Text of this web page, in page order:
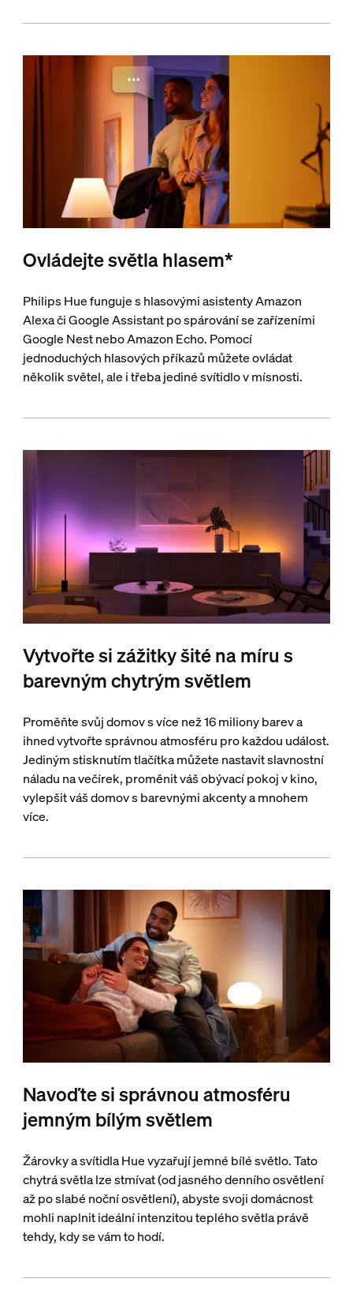
Ovládejte světla hlasem*
Philips Hue funguje s hlasovými asistenty Amazon
Alexa či Google Assistant po spárování se zařízeními
Google Nest nebo Amazon Echo. Pomocí
jednoduchých hlasových příkazů můžete ovládat
několik světel, ale i třeba jediné svítidlo v mísnosti.
Vytvořte si zážitky šité na míru s
barevným chytrým světlem
Proměňte svůj domov s více než 16 miliony barev a
ihned vytvořte správnou atmosféru pro každou událost.
Jediným stisknutím tlačítka můžete nastavit slavnostní
náladu na večírek, proměnit váš obývací pokoj v kino,
vylepšit váš domov s barevnými akcenty a mnohem
více.
Navoďte si správnou atmosféru
jemným bílým světlem
Žárovky a svítidla Hue vyzařují jemné bílé světlo. Tato
chytrá světla lze stmívat (od jasného denního osvětlení
až po slabé noční osvětlení), abyste svoji domácnost
mohli naplnit ideální intenzitou teplého světla právě
tehdy, kdy se vám to hodí.